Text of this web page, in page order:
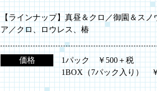
【ラインナップ】真昼＆クロ／御園＆ス
ア／クロ、ロウレス、椿
価格
1パック ￥500＋税
1BOX（7パック入り）